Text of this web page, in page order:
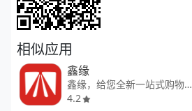
相似应用
鑫缘
鑫缘，给您全新一站式购物体验！
4.2